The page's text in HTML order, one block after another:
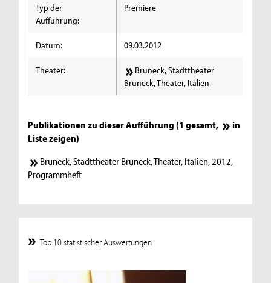
Typ der
Aufführung:
Premiere
Datum: 09.03.2012
Theater:
Bruneck, Stadttheater
Bruneck, Theater, Italien
Publikationen zu dieser Aufführung (1 gesamt,
in
Liste zeigen)
Bruneck, Stadttheater Bruneck, Theater, Italien, 2012,
Programmheft
Top 10 statistischer Auswertungen